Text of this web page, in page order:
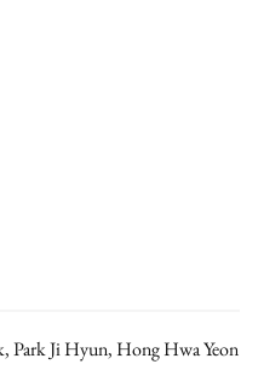
Park Ji Hyun, Hong Hwa Yeon